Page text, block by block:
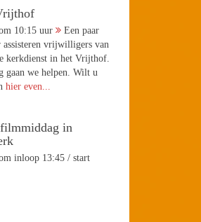
10:15 uur
Een paar
assisteren vrijwilligers van
kerkdienst in het Vrijthof.
gaan we helpen. Wilt u
hier even...
in
inloop 13:45 / start